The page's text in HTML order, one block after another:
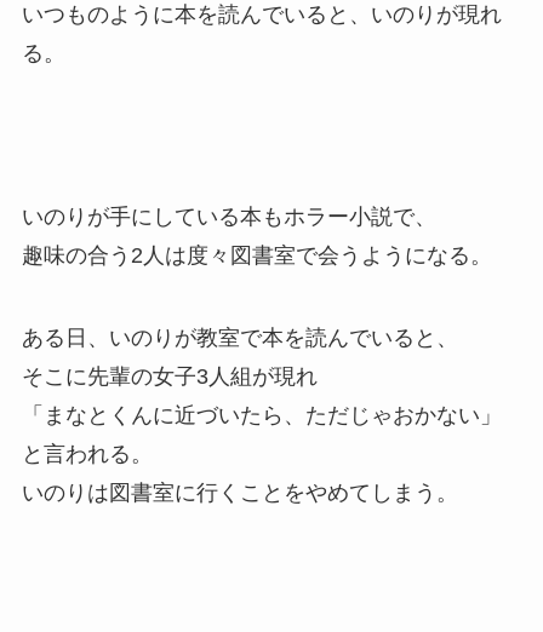
いつものように本を読んでいると、いのりが現れ
る。
いのりが手にしている本もホラー小説で、
趣味の合う2人は度々図書室で会うようになる。
ある日、いのりが教室で本を読んでいると、
そこに先輩の女子3人組が現れ
「まなとくんに近づいたら、ただじゃおかない」
と言われる。
いのりは図書室に行くことをやめてしまう。